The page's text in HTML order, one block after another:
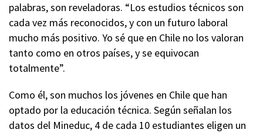
palabras, son reveladoras. “Los estudios técnicos son
cada vez más reconocidos, y con un futuro laboral
mucho más positivo. Yo sé que en Chile no los valoran
tanto como en otros países, y se equivocan
totalmente”.
Como él, son muchos los jóvenes en Chile que han
optado por la educación técnica. Según señalan los
datos del Mineduc, 4 de cada 10 estudiantes eligen un